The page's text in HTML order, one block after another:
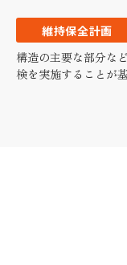
維持保全計画
構造の主要な部分な
検を実施することが